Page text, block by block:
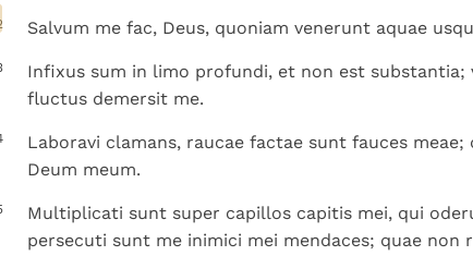
herkennen
groeit stilletjes door
dwang
De mystiek. De
mystieke
verschijnselen en de
als een
Salvum me fac, Deus, quoniam venerunt aquae
Infixus sum in limo profundi, et non est substantia;
fluctus demersit me.
Laboravi clamans, raucae factae sunt fauces
Deum meum.
Multiplicati sunt super capillos capitis mei, qui
persecuti sunt me inimici mei mendaces; quae non